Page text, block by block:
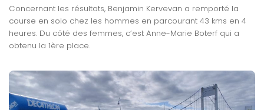
Concernant les résultats, Benjamin Kervevan a remporté la
course en solo chez les hommes en parcourant 43 kms en 4
heures. Du côté des femmes, c’est Anne-Marie Boterf qui a
obtenu la 1ère place.